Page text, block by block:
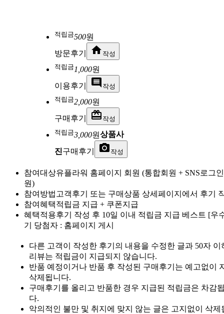
적립금500원
방문후기
home 작성
적립금 1,000원
이용후기
comment 작성
적립금2,000원
구매후기
redeem 작성
적립금3,000원상품사
진구매후기 photo_camera 작성
참여대상유플라워 홈페이지 회원 (통합회원 + SNS로그
원)
참여방법 고객후기 또는 구매상품 상세페이지에서 후기
참여혜택적립금 지급 + 쿠폰지급
혜택적용후기 작성 후 10일 이내 적립금 지급 베스트 [우
기 당첨자 : 홈페이지 게시
다른 고객이 작성한 후기의 내용을 수정한 글과 50자 이
리뷰는 적립금이 지급되지 않습니다.
반품 예정이거나 반품 후 작성된 구매후기는 예고없이
삭제됩니다.
구매후기를 올리고 반품한 경우 지급된 적립금은 차감
다.
악의적인 불만 및 취지에 맞지 않는 글은 고지없이 삭제